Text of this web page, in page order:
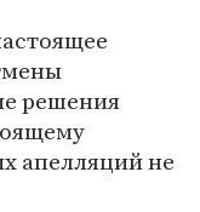
решения
апелляций не